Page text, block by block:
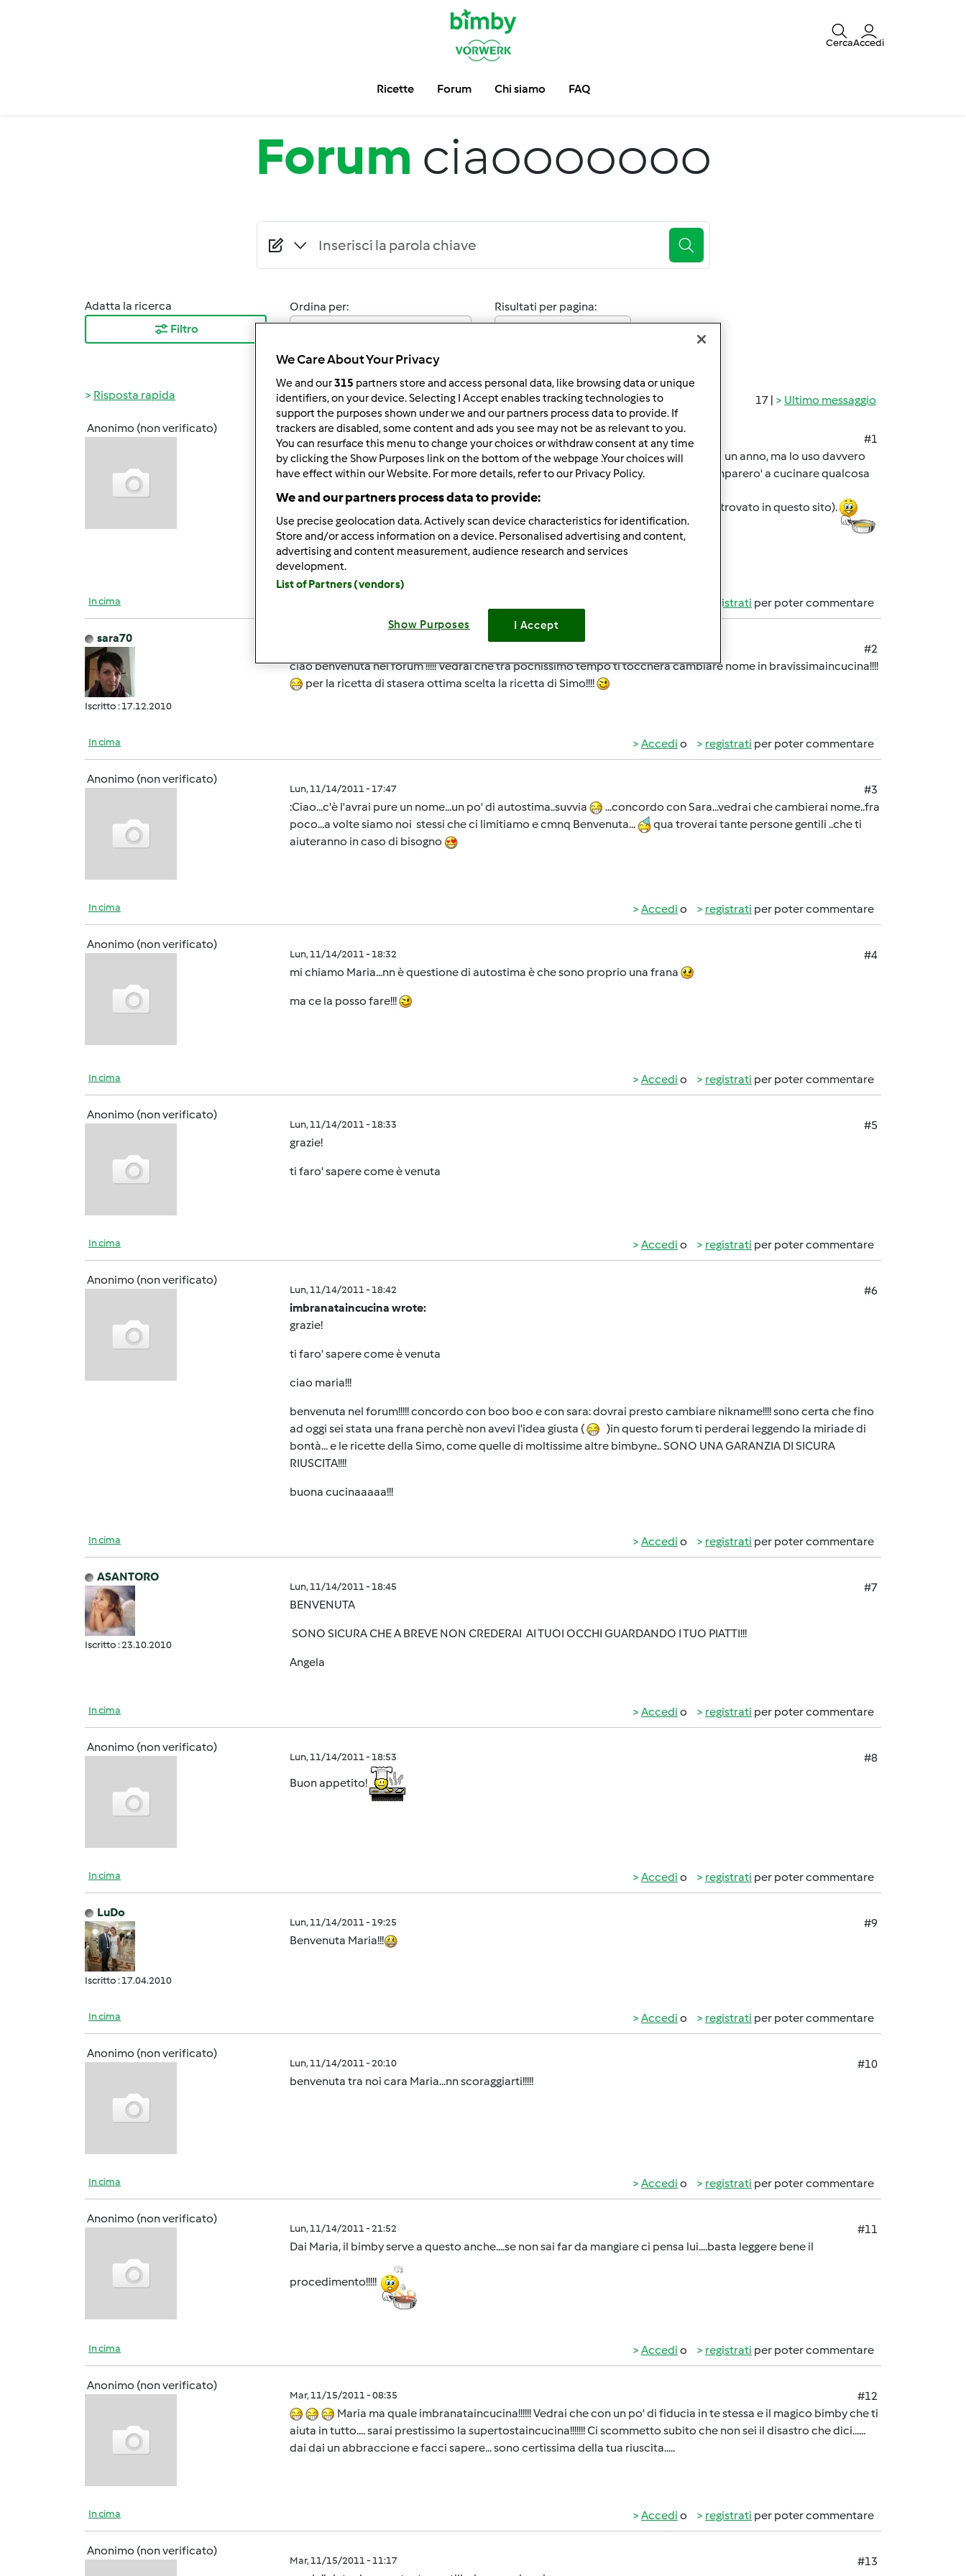
CercaAccedi
Ricette Forum Chi siamo FAQ
Forum ciaooooooo
Adatta la ricerca
Filtro
Ordina per:
Risultati per pagina:
17 | Ultimo messaggio
Risposta rapida
Anonimo (non verificato)
Lun, 11/14/2011 - 17:18
#1
ho appena scoperto questo sito e l'ho trovato subito utilissimo! ho il bimby da più di un anno, ma lo uso davvero
poco...cucino malissimo e spero tanto che leggendo le vostre ricette migliorero' e imparero' a cucinare qualcosa
di commestibile (stasera provo i bocconcini di pollo al limone con la ricetta che ho trovato in questo sito).
In cima registrati per poter commentare
sara70
Iscritto : 17.12.2010
#2
ciao benvenuta nel forum !!!!! Vedrai che tra pochissimo tempo ti toccherà cambiare nome in bravissimaincucina!!!!
per la ricetta di stasera ottima scelta la ricetta di Simo!!!!
In cima Accedi o registrati per poter commentare
Anonimo (non verificato)
Lun, 11/14/2011 - 17:47
#3
:Ciao...c'è l'avrai pure un nome...un po' di autostima..suvvia
...concordo con Sara...vedrai che cambierai nome..fra
poco...a volte siamo noi stessi che ci limitiamo e cmnq Benvenuta...
qua troverai tante persone gentili ..che ti
aiuteranno in caso di bisogno
In cima Accedi o registrati per poter commentare
Anonimo (non verificato)
Lun, 11/14/2011 - 18:32
#4
mi chiamo Maria...nn è questione di autostima è che sono proprio una frana
ma ce la posso fare!!!
In cima Accedi o registrati per poter commentare
Anonimo (non verificato)
Lun, 11/14/2011 - 18:33
#5
grazie!
ti faro' sapere come è venuta
In cima Accedi o registrati per poter commentare
Anonimo (non verificato)
Lun, 11/14/2011 - 18:42
#6
imbranataincucina wrote:
grazie!
ti faro' sapere come è venuta
ciao maria!!!
benvenuta nel forum!!!!! concordo con boo boo e con sara: dovrai presto cambiare nikname!!!! sono certa che fino
ad oggi sei stata una frana perchè non avevi l'idea giusta (
)in questo forum ti perderai leggendo la miriade di
bontà... e le ricette della Simo, come quelle di moltissime altre bimbyne.. SONO UNA GARANZIA DI SICURA
RIUSCITA!!!!
buona cucinaaaaa!!!
In cima Accedi o registrati per poter commentare
ASANTORO
Iscritto : 23.10.2010
Lun, 11/14/2011 - 18:45
#7
BENVENUTA
SONO SICURA CHE A BREVE NON CREDERAI AI TUOI OCCHI GUARDANDO I TUO PIATTI!!!
Angela
In cima Accedi o registrati per poter commentare
Anonimo (non verificato)
Lun, 11/14/2011 - 18:53
#8
Buon appetito!
In cima Accedi o registrati per poter commentare
LuDo
Iscritto : 17.04.2010
Lun, 11/14/2011 - 19:25
#9
Benvenuta Maria!!!
In cima Accedi o registrati per poter commentare
Anonimo (non verificato)
Lun, 11/14/2011 - 20:10
#10
benvenuta tra noi cara Maria...nn scoraggiarti!!!!!
In cima Accedi o registrati per poter commentare
Anonimo (non verificato)
Lun, 11/14/2011 - 21:52
#11
Dai Maria, il bimby serve a questo anche....se non sai far da mangiare ci pensa lui....basta leggere bene il
procedimento!!!!!
In cima Accedi o registrati per poter commentare
Anonimo (non verificato)
Mar, 11/15/2011 - 08:35
#12
Maria ma quale imbranataincucina!!!!!! Vedrai che con un po' di fiducia in te stessa e il magico bimby che ti
aiuta in tutto.... sarai prestissimo la supertostaincucina!!!!!!! Ci scommetto subito che non sei il disastro che dici......
dai dai un abbraccione e facci sapere... sono certissima della tua riuscita.....
In cima Accedi o registrati per poter commentare
Anonimo (non verificato)
Mar, 11/15/2011 - 11:17
#13
We Care About Your Privacy
We and our315 partners store and access personal data, like browsing data or unique
identifiers, on your device. Selecting I Accept enables tracking technologies to
support the purposes shown under we and our partners process data to provide. If
trackers are disabled, some content and ads you see may not be as relevant to you.
You can resurface this menu to change your choices or withdraw consent at any time
by clicking the Show Purposes link on the bottom of the webpage .Your choices will
have effect within our Website. For more details, refer to our Privacy Policy.
We and our partners process data to provide:
Use precise geolocation data. Actively scan device characteristics for identification.
Store and/or access information on a device. Personalised advertising and content,
advertising and content measurement, audience research and services
development.
List of Partners (vendors)
Show Purposes I Accept